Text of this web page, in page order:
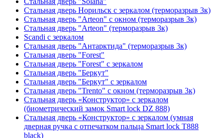
Стальная дверь Норильск с зеркалом (терморазрыв 3к)
Стальная дверь "Arteon" с окном (терморазрыв 3к)
Стальная дверь "Arteon" (терморазрыв 3к)
Scandi с зеркалом
Стальная дверь "Антарктида" (терморазрыв 3к)
Стальная дверь "Forest"
Стальная дверь "Forest" с зеркалом
Стальная дверь "Беркут"
Стальная дверь "Беркут" с зеркалом
Стальная дверь "Trento" с окном (терморазрыв 3к)
Стальная дверь «Конструктор» с зеркалом
(биометрический замок Smart lock DZ 888)
Стальная дверь «Конструктор» с зеркалом (умная
дверная ручка с отпечатком пальца Smart lock T888
black)